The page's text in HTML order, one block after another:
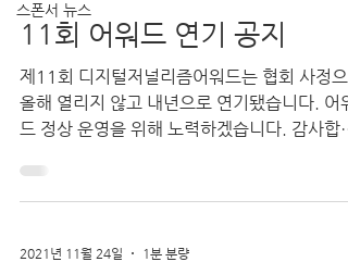
스폰서 뉴스
11회 어워드 연기 공지
제11회 디지털저널리즘어워드는 협회 사정으
올해 열리지 않고 내년으로 연기됐습니다. 어워
드 정상 운영을 위해 노력하겠습니다. 감사합니
2021년 11월 24일 1분 분량